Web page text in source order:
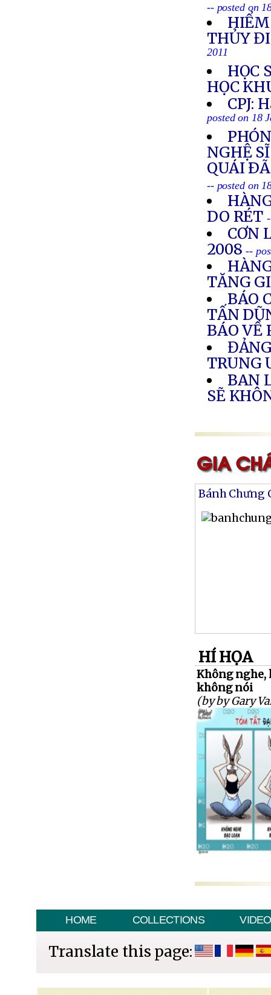
-- posted on
THỦY
2011
HỌC
HỌC
CPJ:
posted on 18
NGHỆ
QUÁI
-- posted on
DO RÉT
CƠN
2008--
TĂNG
BÁO
TẤN
BÁO VỀ
TRUNG
BAN
SẼ
Bánh Chưng
HÍ HỌA
Không nghe,
không nói
(by by Gary
HOME COLLECTIONS VIDEO
Translate this page: